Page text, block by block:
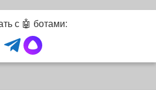
с 🤖 ботами: